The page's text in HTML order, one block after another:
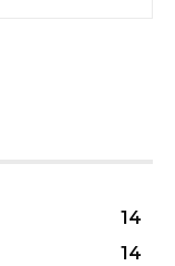
14
14